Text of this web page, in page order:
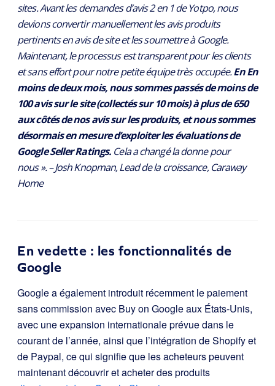
sites. Avant les demandes d’avis 2 en 1 de Yotpo, nous
devions convertir manuellement les avis produits
pertinents en avis de site et les soumettre à Google.
Maintenant, le processus est transparent pour les clients
et sans effort pour notre petite équipe très occupée.EnEn
moins de deux mois, nous sommes passés de moins de
100 avis sur le site (collectés sur 10 mois) à plus de 650
aux côtés de nos avis sur les produits, et nous sommes
désormais en mesure d’exploiter les évaluations de
Google Seller Ratings. Cela a changé la donne pour
nous ». – Josh Knopman, Lead de la croissance, Caraway
Home
En vedette : les fonctionnalités de
Google
Google a également introduit récemment le paiement
sans commission avec Buy on Googleaux États-Unis,
avec une expansion internationale prévue dans le
courant de l’année, ainsi que l’intégration de Shopify et
de Paypal, ce qui signifie que les acheteurs peuvent
maintenant découvrir et acheter des produits